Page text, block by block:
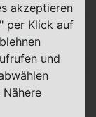
(o2)
akzeptieren
per Klick auf
und
Nähere